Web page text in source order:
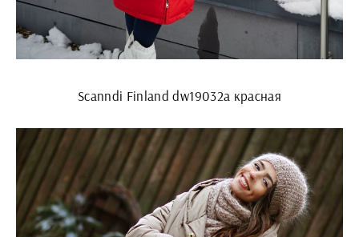
Scanndi Finland dw19032a красная